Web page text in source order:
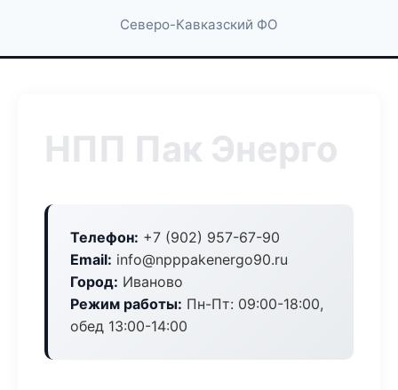
Северо-Кавказский ФО
НПП Пак Энерго
Телефон: +7 (902) 957-67-90
Email: info@npppakenergo90.ru
Город: Иваново
Режим работы: Пн-Пт: 09:00-18:00,
обед 13:00-14:00